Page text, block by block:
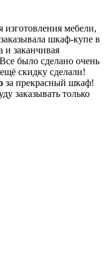
мебели,
шкаф-купе в
и заканчивая
было сделано очень
скидку сделали!
за прекрасный шкаф!
заказывать только